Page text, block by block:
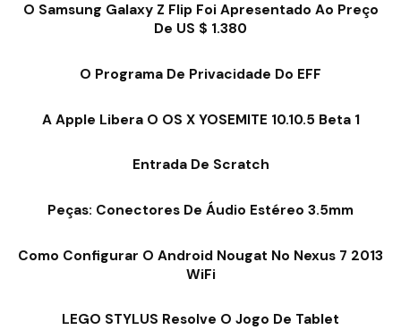
O Samsung Galaxy Z Flip Foi Apresentado Ao Preço
De US $ 1.380
O Programa De Privacidade Do EFF
A Apple Libera O OS X YOSEMITE 10.10.5 Beta 1
Entrada De Scratch
Peças: Conectores De Áudio Estéreo 3.5mm
Como Configurar O Android Nougat No Nexus 7 2013
WiFi
LEGO STYLUS Resolve O Jogo De Tablet